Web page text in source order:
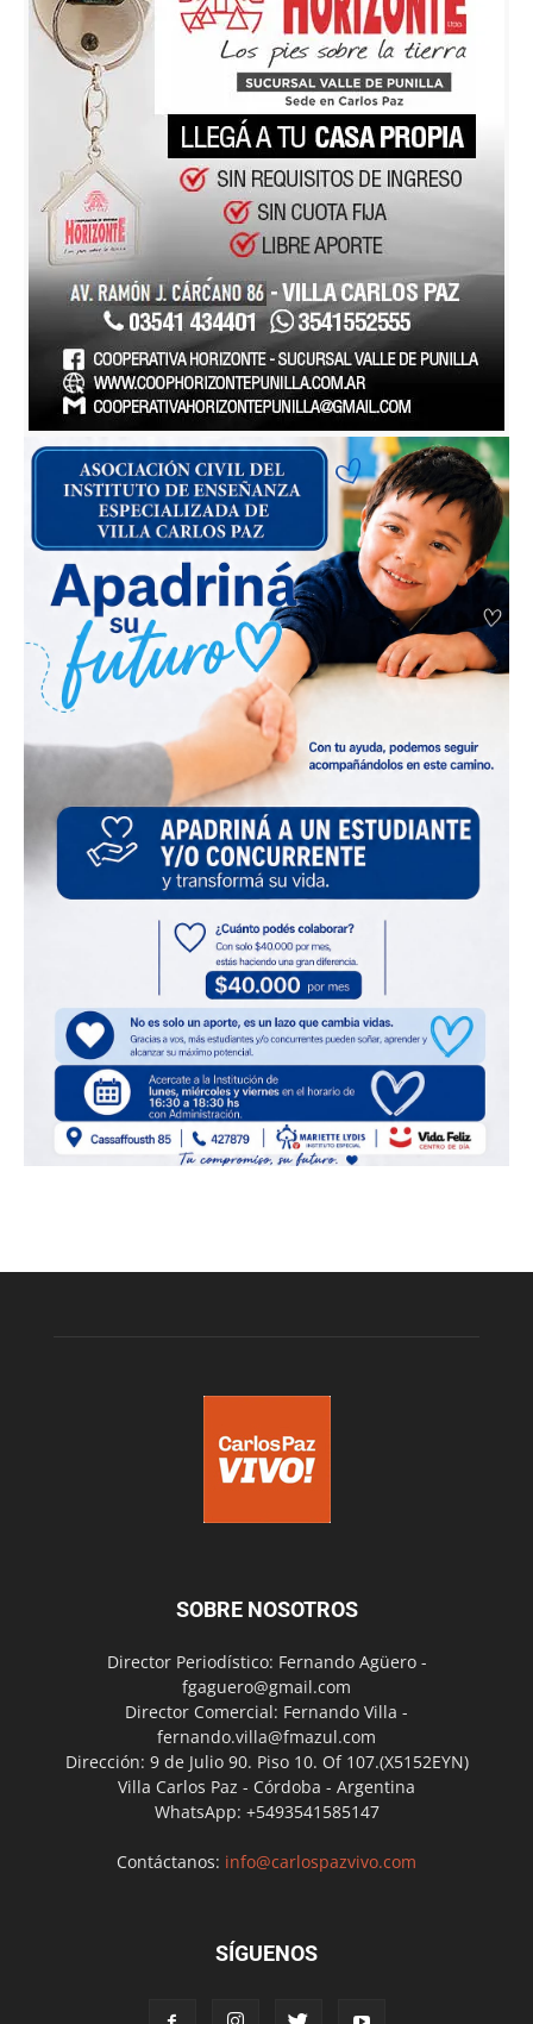
SOBRE NOSOTROS
Director Periodístico: Fernando Agüero -
fgaguero@gmail.com
Director Comercial: Fernando Villa -
fernando.villa@fmazul.com
Dirección: 9 de Julio 90. Piso 10. Of 107.(X5152EYN)
Villa Carlos Paz - Córdoba - Argentina
WhatsApp: +5493541585147
Contáctanos: info@carlospazvivo.com
SÍGUENOS